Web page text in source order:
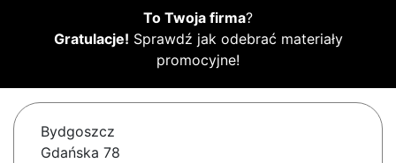
To Twoja firma?
Gratulacje! Sprawdź jak odebrać materiały
promocyjne!
Bydgoszcz
Gdańska 78